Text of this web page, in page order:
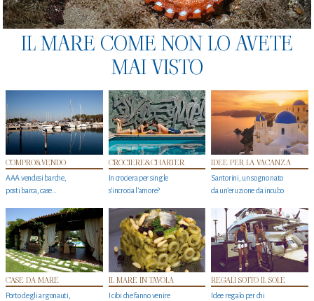
IL MARE COME NON LO AVETE
MAI VISTO
COMPRO&VENDO
AAA vendesi barche,
posti barca, case…
CROCIERE&CHARTER
In crociera per single
s'incrocia l’amore?
IDEE PER LA VACANZA
Santorini, un sogno nato
da un’eruzione da incubo
CASE DA MARE
Porto degli argonauti,
IL MARE IN TAVOLA
I cibi che fanno venire
REGALI SOTTO IL SOLE
Idee regalo per chi